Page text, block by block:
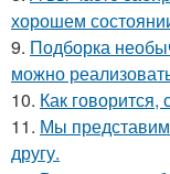
хорошем
9. Подборка
можно
10. Как
11. Мы
другу.